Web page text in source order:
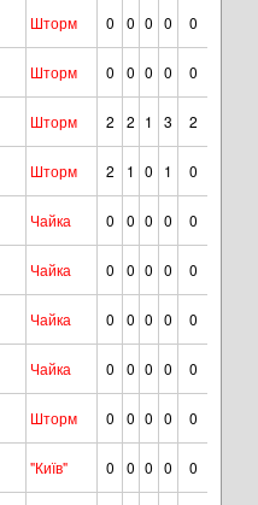
Шторм 0 0 0 0
0
Шторм 0 0 0 0
0
Шторм 2 2 1 3
2
Шторм 2 1 0 1
0
Чайка 0 0 0 0
0
Чайка 0 0 0 0
0
Чайка 0 0 0 0
0
Чайка 0 0 0 0
0
Шторм 0 0 0 0
0
"Київ" 0 0 0 0
0